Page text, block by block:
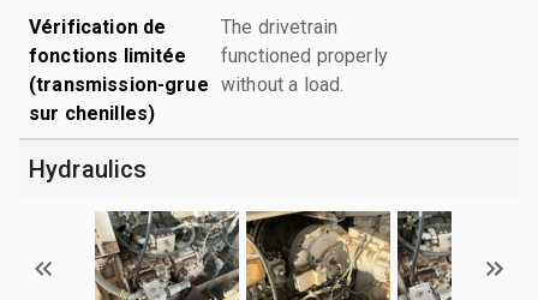
Vérification de
fonctions limitée
(transmission-grue
sur chenilles)
The drivetrain
functioned properly
without a load.
Hydraulics